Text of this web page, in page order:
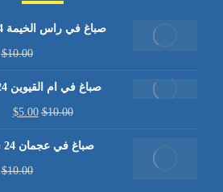
صباغ في راس الخيمة 24 ساعة :0567441753
$10.00
صباغ في ام القيوين 24 ساعة :0567441753
$10.00
$5.00
صباغ في عجمان 24 ساعة :0567441753
$10.00